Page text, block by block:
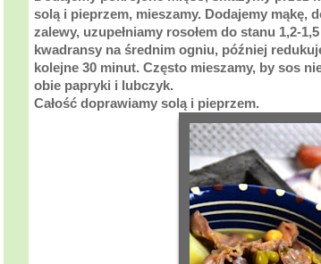
solą i pieprzem, mieszamy. Dodajemy mąkę,
zalewy, uzupełniamy rosołem do stanu 1,2-
kwadransy na średnim ogniu, później
kolejne 30 minut. Często mieszamy, by sos
obie papryki i lubczyk.
Całość doprawiamy solą i pieprzem.